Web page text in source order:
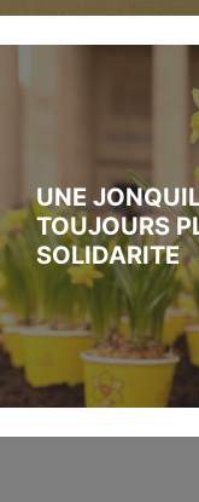
UNE
TOUJOURS
SOLIDARITE